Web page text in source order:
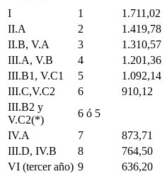
I
1 1.711,02
II.A
2 1.419,78
II.B, V.A
3 1.310,57
III.A, V.B
4 1.201,36
III.B1, V.C1
5 1.092,14
III.C,V.C2
6 910,12
III.B2 y
V.C2(*)
6 ó 5
IV.A
7 873,71
III.D, IV.B
8 764,50
VI (tercer año) 9 636,20